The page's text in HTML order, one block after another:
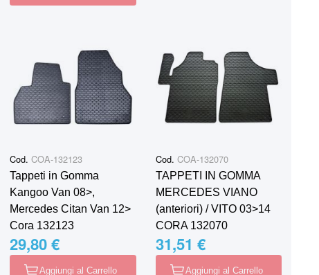
Cod. COA-132123
Tappeti in Gomma
Kangoo Van 08>,
Mercedes Citan Van 12>
Cora 132123
29,80 €
Aggiungi al Carrello
Cod. COA-132070
TAPPETI IN GOMMA
MERCEDES VIANO
(anteriori) / VITO 03˃14
CORA 132070
31,51 €
Aggiungi al Carrello